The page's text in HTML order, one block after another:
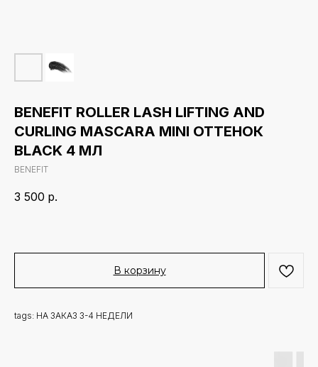
BENEFIT ROLLER LASH LIFTING AND
CURLING MASCARA MINI ОТТЕНОК
BLACK 4 МЛ
BENEFIT
3 500 р.
В корзину
tags: НА ЗАКАЗ 3-4 НЕДЕЛИ